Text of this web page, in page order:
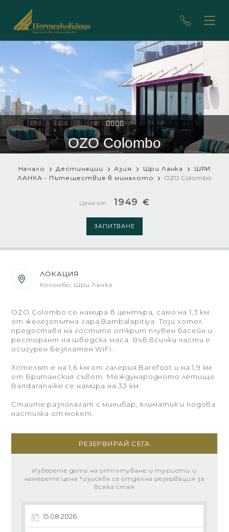
OZO Colombo
Начало Дестинации Азия Шри Ланка
ШРИ
ЛАНКА - Пътешествие в миналото
OZO Colombo
Цена от 1949 €
ЗАПИТВАНЕ
ЛОКАЦИЯ
Коломбо, Шри Ланка
OZO Colombo се намира в центъра, само на 1,3 км
от железопътна гара Bambalapitiya. Този хотел
предоставя на гостите открит плувен басейн и
ресторант на шведска маса. Във всички части е
осигурен безплатен WiFi.
Хотелът e на 1,6 км от галерия Barefoot и на 1,9 км
от Британския съвет. Международното летище
Bandaranaike се намира на 33 км.
Стаите разполагат с минибар, климатик и подова
настилка от мокет.
РЕЗЕРВИРАЙ СЕГА
Изберете дата на отпътуване и туристи и
намерете цена *изисква се отделна резервация за
всяка стая